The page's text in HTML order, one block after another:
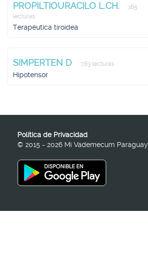
PROPILTIOURACILO L.CH.
165
lecturas
Terapéutica tiroidea
SIMPERTEN D 783 lecturas
Hipotensor
Política de Privacidad
© 2015 - 2026 Mi Vademecum Paraguay